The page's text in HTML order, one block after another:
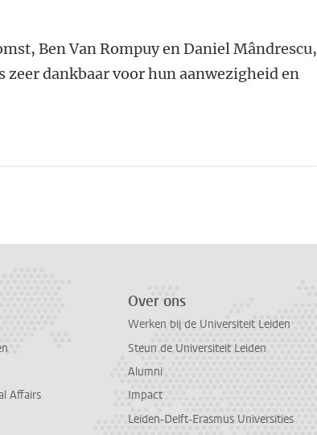
Ben Van Rompuy en Daniel Mândrescu,
zeer dankbaar voor hun aanwezigheid en
Affairs
Over ons
Werken bij de Universiteit Leiden
Steun de Universiteit Leiden
Alumni
Impact
Leiden-Delft-Erasmus Universities